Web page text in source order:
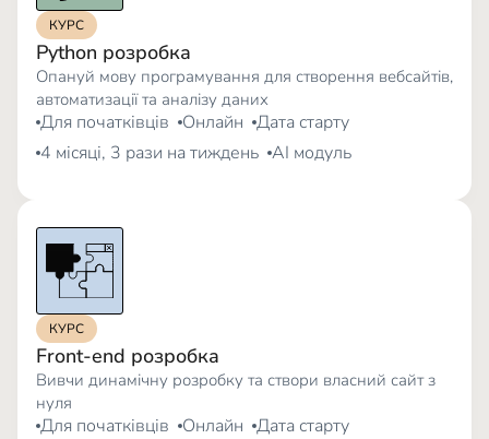
КУРС
Python розробка
Опануй мову програмування для створення вебсайтів,
автоматизації та аналізу даних
Для початківців Онлайн Дата старту
4 місяці, 3 рази на тиждень AI модуль
КУРС
Front-end розробка
Вивчи динамічну розробку та створи власний сайт з
нуля
Для початківців Онлайн Дата старту